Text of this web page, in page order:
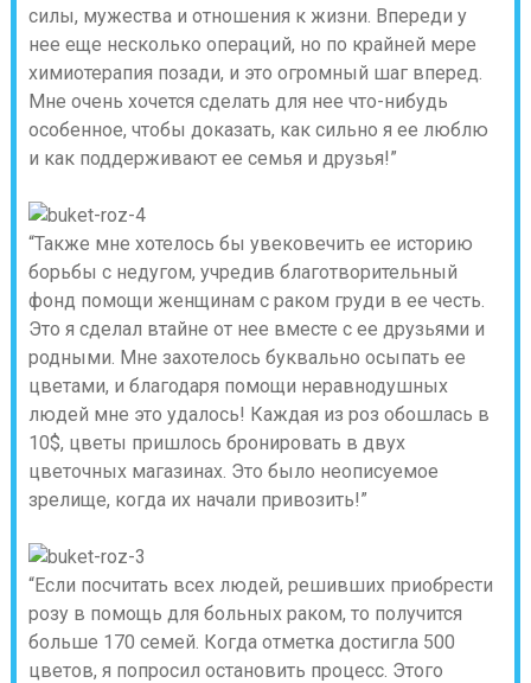
силы, мужества и отношения к жизни. Впереди у
нее еще несколько операций, но по крайней мере
химиотерапия позади, и это огромный шаг вперед.
Мне очень хочется сделать для нее что-нибудь
особенное, чтобы доказать, как сильно я ее люблю
и как поддерживают ее семья и друзья!”
“Также мне хотелось бы увековечить ее историю
борьбы с недугом, учредив благотворительный
фонд помощи женщинам с раком груди в ее честь.
Это я сделал втайне от нее вместе с ее друзьями и
родными. Мне захотелось буквально осыпать ее
цветами, и благодаря помощи неравнодушных
людей мне это удалось! Каждая из роз обошлась в
10$, цветы пришлось бронировать в двух
цветочных магазинах. Это было неописуемое
зрелище, когда их начали привозить!”
“Если посчитать всех людей, решивших приобрести
розу в помощь для больных раком, то получится
больше 170 семей. Когда отметка достигла 500
цветов, я попросил остановить процесс. Этого